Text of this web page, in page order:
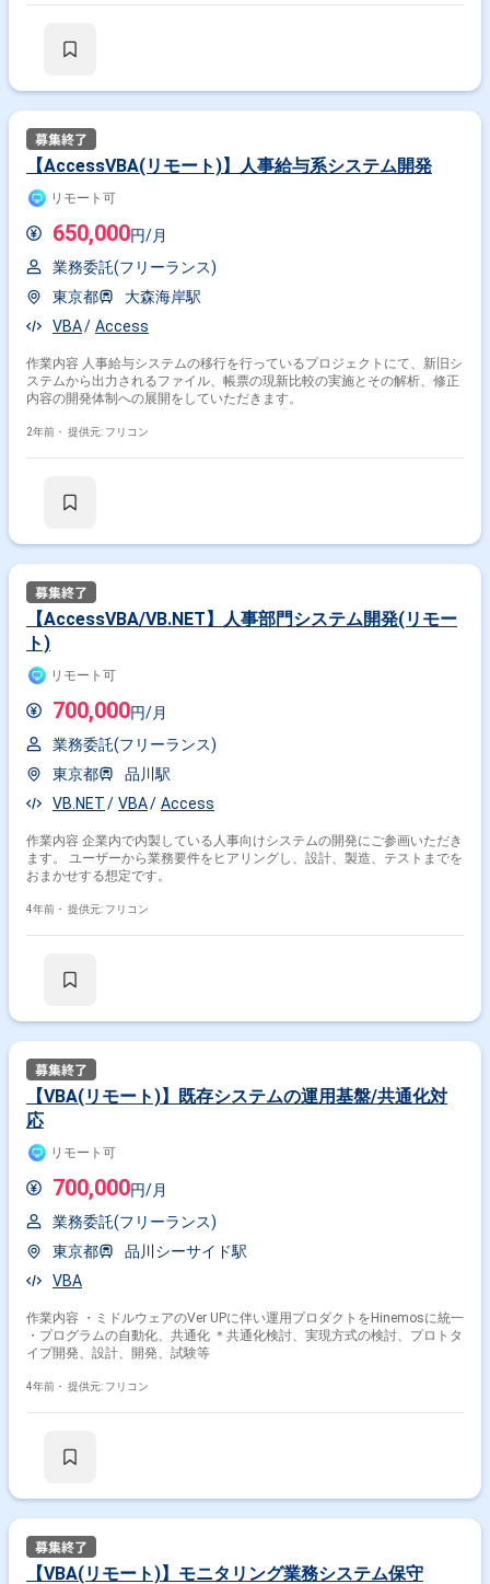
【AccessVBA(リモート)】人事給与系システム開発
リモート可
650,000円/月
業務委託(フリーランス)
東京都
大森海岸駅
VBA
Access
作業内容 人事給与システムの移行を行っているプロジェクトにて、新旧シ
ステムから出力されるファイル、帳票の現新比較の実施とその解析、修正
内容の開発体制への展開をしていただきます。
2年前・ 提供元: フリコン
【AccessVBA/VB.NET】人事部門システム開発(リモー
ト)
リモート可
700,000円/月
業務委託(フリーランス)
東京都
品川駅
VB.NET
VBA Access
作業内容 企業内で内製している人事向けシステムの開発にご参画いただき
ます。 ユーザーから業務要件をヒアリングし、設計、製造、テストまでを
おまかせする想定です。
4年前・ 提供元: フリコン
【VBA(リモート)】既存システムの運用基盤/共通化対
応
リモート可
700,000円/月
業務委託(フリーランス)
東京都
品川シーサイド駅
VBA
作業内容 ・ミドルウェアのVer UPに伴い運用プロダクトをHinemosに統一
・プログラムの自動化、共通化 ＊共通化検討、実現方式の検討、プロトタ
イプ開発、設計、開発、試験等
4年前・ 提供元: フリコン
【VBA(リモート)】モニタリング業務システム保守